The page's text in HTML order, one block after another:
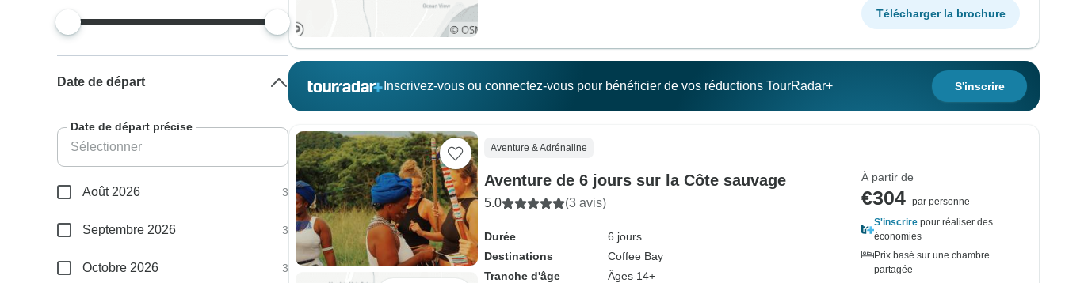
Télécharger la brochure
Inscrivez-vous ou connectez-vous pour bénéficier de vos réductions TourRadar+ S'inscrire
Aventure & Adrénaline
Aventure de 6 jours sur la Côte sauvage
5.0 (3 avis)
Durée
6 jours
Destinations
Coffee Bay
Tranche d'âge
Âges 14+
À partir de
€304 par personne
S'inscrire pour réaliser des
économies
Prix basé sur une chambre
partagée
Date de départ
Date de départ précise
Août 2026 3
Septembre 2026 3
Octobre 2026 3